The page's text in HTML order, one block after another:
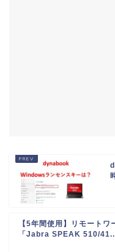
【5年間使用】リモートワ
「Jabra SPEAK 510/